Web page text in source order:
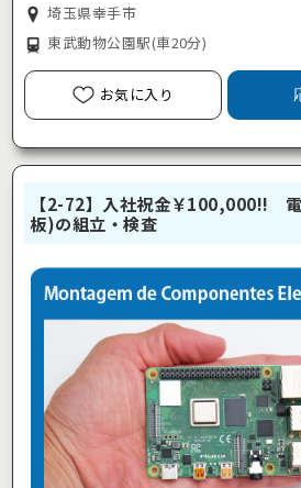
埼玉県幸手市
東武動物公園駅(車20分)
お気に入り
【2-72】入社祝金￥100,000!!
板)の組立・検査